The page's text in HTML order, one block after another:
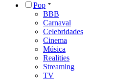
Pop
BBB
Carnaval
Celebridades
Cinema
Música
Realities
Streaming
TV